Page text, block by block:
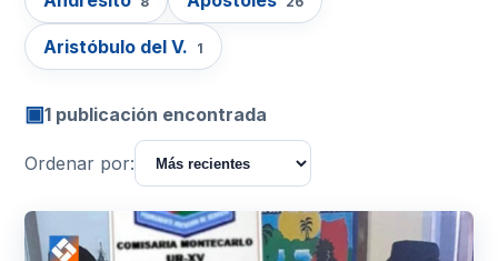
Aristóbulo del V. 1
▣1 publicación encontrada
Ordenar por: